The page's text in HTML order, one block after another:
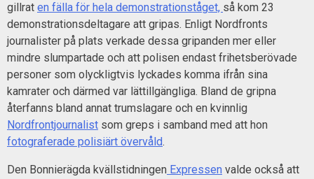
gillrat en fälla för hela demonstrationståget, så kom 23
demonstrationsdeltagare att gripas. Enligt Nordfronts
journalister på plats verkade dessa gripanden mer eller
mindre slumpartade och att polisen endast frihetsberövade
personer som olyckligtvis lyckades komma ifrån sina
kamrater och därmed var lättillgängliga. Bland de gripna
återfanns bland annat trumslagare och en kvinnlig
Nordfrontjournalist som greps i samband med att hon
fotograferade polisiärt övervåld.
Den Bonnierägda kvällstidningen Expressen valde också att